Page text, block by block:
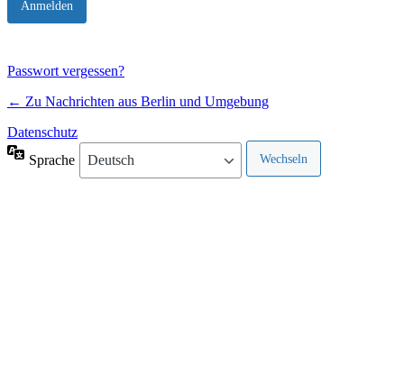
Passwort vergessen?
← Zu Nachrichten aus Berlin und Umgebung
Datenschutz
Sprache